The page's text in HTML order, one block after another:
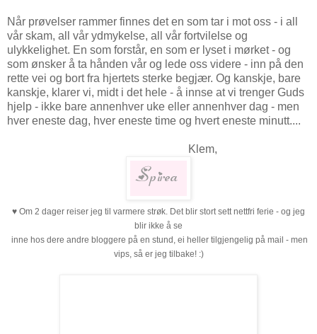
Når prøvelser rammer finnes det en som tar i mot oss - i all
vår skam, all vår ydmykelse, all vår fortvilelse og
ulykkelighet. En som forstår, en som er lyset i mørket - og
som ønsker å ta hånden vår og lede oss videre - inn på den
rette vei og bort fra hjertets sterke begjær. Og kanskje, bare
kanskje, klarer vi, midt i det hele - å innse at vi trenger Guds
hjelp - ikke bare annenhver uke eller annenhver dag - men
hver eneste dag, hver eneste time og hvert eneste minutt....
Klem,
♥ Om 2 dager reiser jeg til varmere strøk. Det blir stort sett nettfri ferie - og jeg
blir ikke å se
inne hos dere andre bloggere på en stund, ei heller tilgjengelig på mail - men
vips, så er jeg tilbake! :)